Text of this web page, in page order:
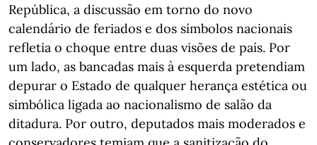
República, a discussão em torno do novo
calendário de feriados e dos símbolos nacionais
refletia o choque entre duas visões de país. Por
um lado, as bancadas mais à esquerda pretendiam
depurar o Estado de qualquer herança estética ou
simbólica ligada ao nacionalismo de salão da
ditadura. Por outro, deputados mais moderados e